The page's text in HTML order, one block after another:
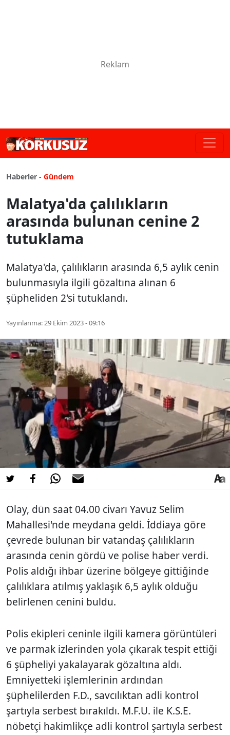
Haberler - Gündem
Malatya'da çalılıkların
arasında bulunan cenine 2
tutuklama
Malatya'da, çalılıkların arasında 6,5 aylık cenin
bulunmasıyla ilgili gözaltına alınan 6
şüpheliden 2'si tutuklandı.
Yayınlanma:29 Ekim 2023 - 09:16
Olay, dün saat 04.00 civarı Yavuz Selim
Mahallesi'nde meydana geldi. İddiaya göre
çevrede bulunan bir vatandaş çalılıkların
arasında cenin gördü ve polise haber verdi.
Polis aldığı ihbar üzerine bölgeye gittiğinde
çalılıklara atılmış yaklaşık 6,5 aylık olduğu
belirlenen cenini buldu.
Polis ekipleri ceninle ilgili kamera görüntüleri
ve parmak izlerinden yola çıkarak tespit ettiği
6 şüpheliyi yakalayarak gözaltına aldı.
Emniyetteki işlemlerinin ardından
şüphelilerden F.D., savcılıktan adli kontrol
şartıyla serbest bırakıldı. M.F.U. ile K.S.E.
nöbetçi hakimlikçe adli kontrol şartıyla serbest